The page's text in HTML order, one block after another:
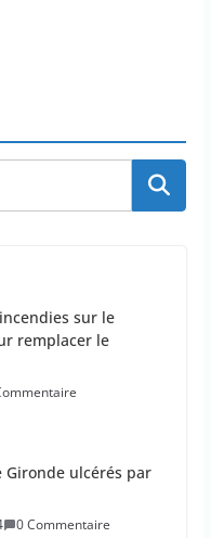
remplacer le
ulcérés par
de jeter leurs